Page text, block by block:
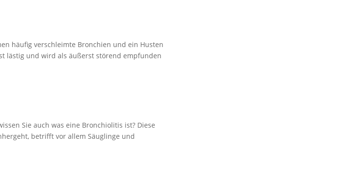
häufig verschleimte Bronchien und ein Husten
lästig und wird als äußerst störend empfunden
Sie auch was eine Bronchiolitis ist? Diese
betrifft vor allem Säuglinge und